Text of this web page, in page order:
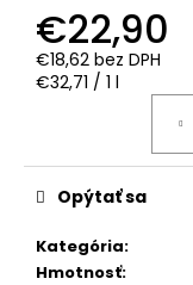
€22,90
€18,62 bez DPH
Jednotková
€32,71 / 1 l
Kategória:
Hmotnosť:
Opýtať sa